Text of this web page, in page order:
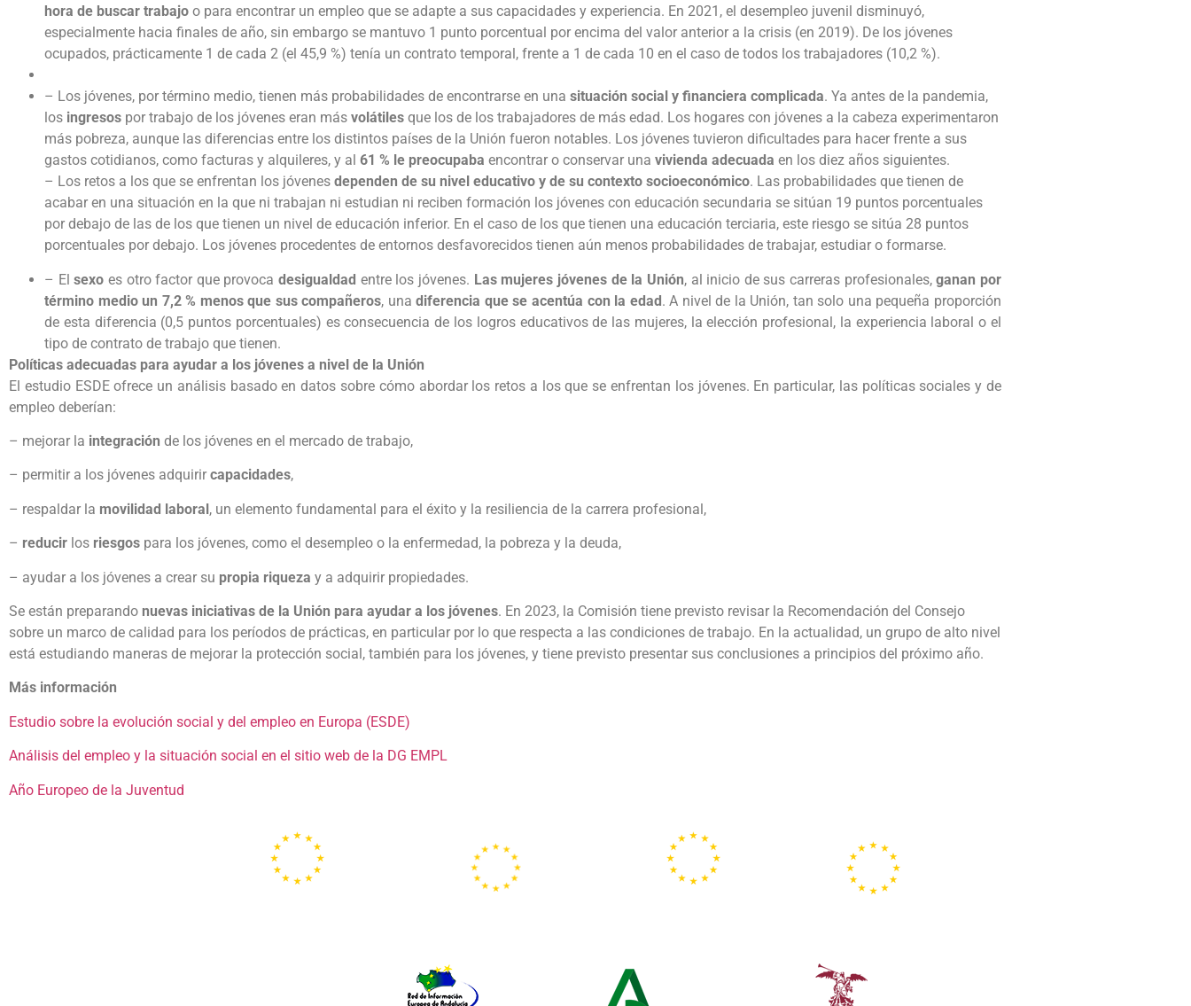
hora de buscar trabajo o para encontrar un empleo que se adapte a sus capacidades y experiencia. En 2021, el desempleo juvenil disminuyó,
especialmente hacia finales de año, sin embargo se mantuvo 1 punto porcentual por encima del valor anterior a la crisis (en 2019). De los jóvenes
ocupados, prácticamente 1 de cada 2 (el 45,9 %) tenía un contrato temporal, frente a 1 de cada 10 en el caso de todos los trabajadores (10,2 %).
– Los jóvenes, por término medio, tienen más probabilidades de encontrarse en una situación social y financiera complicada. Ya antes de la pandemia,
los ingresos por trabajo de los jóvenes eran más volátiles que los de los trabajadores de más edad. Los hogares con jóvenes a la cabeza experimentaron
más pobreza, aunque las diferencias entre los distintos países de la Unión fueron notables. Los jóvenes tuvieron dificultades para hacer frente a sus
gastos cotidianos, como facturas y alquileres, y al 61 % le preocupaba encontrar o conservar una vivienda adecuada en los diez años siguientes.
– Los retos a los que se enfrentan los jóvenes dependen de su nivel educativo y de su contexto socioeconómico. Las probabilidades que tienen de
acabar en una situación en la que ni trabajan ni estudian ni reciben formación los jóvenes con educación secundaria se sitúan 19 puntos porcentuales
por debajo de las de los que tienen un nivel de educación inferior. En el caso de los que tienen una educación terciaria, este riesgo se sitúa 28 puntos
porcentuales por debajo. Los jóvenes procedentes de entornos desfavorecidos tienen aún menos probabilidades de trabajar, estudiar o formarse.
– Elsexo es otro factor que provocadesigualdad entre los jóvenes. Las mujeres jóvenes de la Unión, al inicio de sus carreras profesionales,ganan por
término medio un 7,2 % menos que sus compañeros, unadiferencia que se acentúa con la edad. A nivel de la Unión, tan solo una pequeña proporción
de esta diferencia (0,5 puntos porcentuales) es consecuencia de los logros educativos de las mujeres, la elección profesional, la experiencia laboral o el
tipo de contrato de trabajo que tienen.
Políticas adecuadas para ayudar a los jóvenes a nivel de la Unión
El estudio ESDE ofrece un análisis basado en datos sobre cómo abordar los retos a los que se enfrentan los jóvenes. En particular, las políticas sociales y de
empleo deberían:
– mejorar la integración de los jóvenes en el mercado de trabajo,
– permitir a los jóvenes adquirir capacidades,
– respaldar la movilidad laboral, un elemento fundamental para el éxito y la resiliencia de la carrera profesional,
– reducir los riesgos para los jóvenes, como el desempleo o la enfermedad, la pobreza y la deuda,
– ayudar a los jóvenes a crear su propia riqueza y a adquirir propiedades.
Se están preparando nuevas iniciativas de la Unión para ayudar a los jóvenes. En 2023, la Comisión tiene previsto revisar la Recomendación del Consejo
sobre un marco de calidad para los períodos de prácticas, en particular por lo que respecta a las condiciones de trabajo. En la actualidad, un grupo de alto nivel
está estudiando maneras de mejorar la protección social, también para los jóvenes, y tiene previsto presentar sus conclusiones a principios del próximo año.
Más información
Estudio sobre la evolución social y del empleo en Europa (ESDE)
Análisis del empleo y la situación social en el sitio web de la DG EMPL
Año Europeo de la Juventud